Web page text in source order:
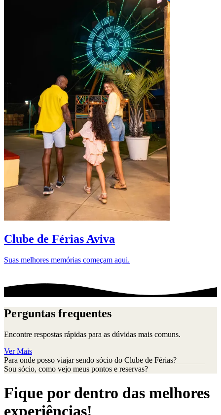
Clube de Férias Aviva
Suas melhores memórias começam aqui.
Perguntas frequentes
Encontre respostas rápidas para as dúvidas mais comuns.
Ver Mais
Para onde posso viajar sendo sócio do Clube de Férias?
Sou sócio, como vejo meus pontos e reservas?
Fique por dentro das melhores
experiências!